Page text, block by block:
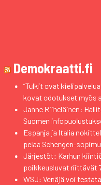
Demokraatti.fi
“Tulkit ovat
kovat odotukset myös
Janne Riiheläinen:
Suomen
Espanja ja Italia
pelaa Schengen-
Järjestöt: Karhun
poikkeusluvat riittävät
WSJ: Venäjä voi